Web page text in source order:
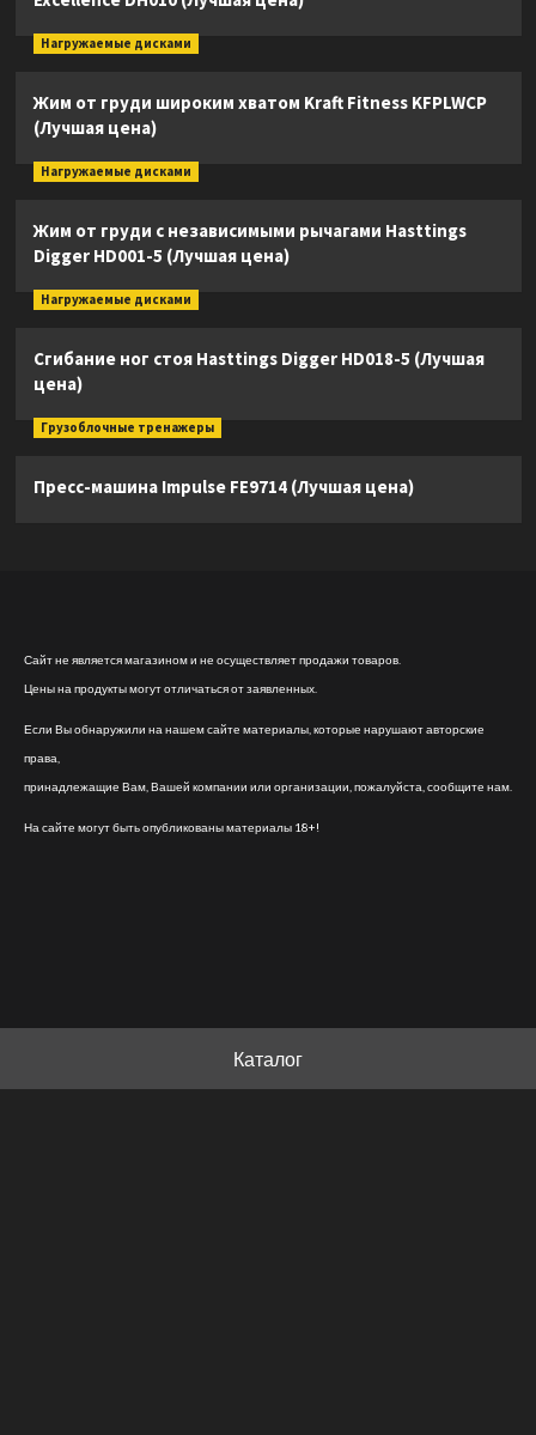
Нагружаемые дисками
Жим от груди широким хватом Kraft Fitness KFPLWCP
(Лучшая цена)
Нагружаемые дисками
Жим от груди с независимыми рычагами Hasttings
Digger HD001-5 (Лучшая цена)
Нагружаемые дисками
Сгибание ног стоя Hasttings Digger HD018-5 (Лучшая
цена)
Грузоблочные тренажеры
Пресс-машина Impulse FE9714 (Лучшая цена)
Сайт не является магазином и не осуществляет продажи товаров.
Цены на продукты могут отличаться от заявленных.
Если Вы обнаружили на нашем сайте материалы, которые нарушают авторские
права,
принадлежащие Вам, Вашей компании или организации, пожалуйста, сообщите нам.
На сайте могут быть опубликованы материалы 18+!
Каталог